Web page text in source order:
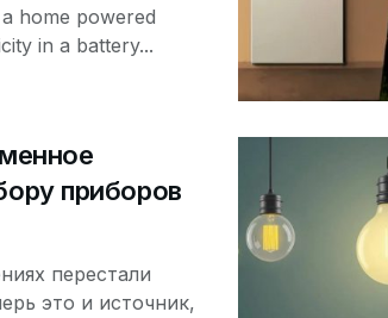
home powered
in a battery...
приборов
перестали
это и источник,